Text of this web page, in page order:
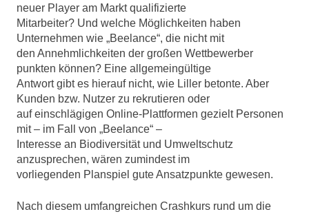
neuer Player am Markt qualifizierte
Mitarbeiter? Und welche Möglichkeiten haben
Unternehmen wie „Beelance“, die nicht mit
den Annehmlichkeiten der großen Wettbewerber
punkten können? Eine allgemeingültige
Antwort gibt es hierauf nicht, wie Liller betonte. Aber
Kunden bzw. Nutzer zu rekrutieren oder
auf einschlägigen Online-Plattformen gezielt Personen
mit – im Fall von „Beelance“ –
Interesse an Biodiversität und Umweltschutz
anzusprechen, wären zumindest im
vorliegenden Planspiel gute Ansatzpunkte gewesen.
Nach diesem umfangreichen Crashkurs rund um die